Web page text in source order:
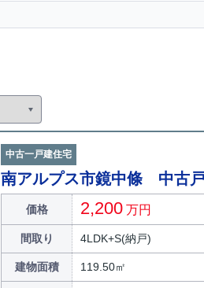
中古一戸建住宅
南アルプス市鏡中條 中古
価格 2,200 万円
間取り 4LDK+S(納戸)
建物面積 119.50㎡